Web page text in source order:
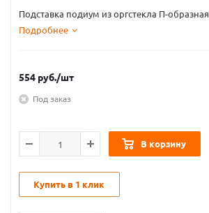
Подставка подиум из оргстекла П-образная
Подробнее
554 руб./шт
Под заказ
В корзину
Купить в 1 клик